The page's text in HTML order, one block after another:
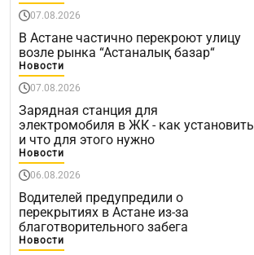
07.08.2026
В Астане частично перекроют улицу
возле рынка “Астаналық базар“
Новости
07.08.2026
Зарядная станция для
электромобиля в ЖК - как установить
и что для этого нужно
Новости
06.08.2026
Водителей предупредили о
перекрытиях в Астане из-за
благотворительного забега
Новости